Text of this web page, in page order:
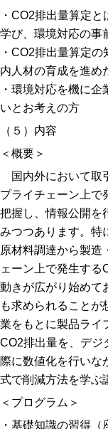
・CO2排出量算定
学び、環境対応の事
・CO2排出量算定
内人材の育成を進め
・環境対応を機に
いとお考えの方
（５）内容
＜概要＞
国内外において取
プライチェーン上で
把握し、情報公開を
みつつあります。特
原材料調達から製造
ェーン上で発生する
動きが広がり始めて
も求められることが
業をもとに製品ライ
CO2排出量を、デジ
際に数値化を行いな
式で削減方法を学ぶ
＜プログラム＞
・基礎知識の習得（